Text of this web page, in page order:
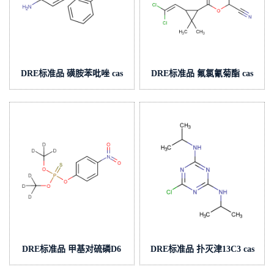
DRE标准品 磺胺苯吡唑 cas
号:526-08-9 (泰坦现货供应)
DRE标准品 氟氯氰菊酯 cas
号:68359-37-5 (泰坦现货供
DRE标准品 甲基对硫磷D6
cas号:96740-32-8 (泰坦现货供
DRE标准品 扑灭津13C3 cas
号:446276-68-2 (泰坦现货供